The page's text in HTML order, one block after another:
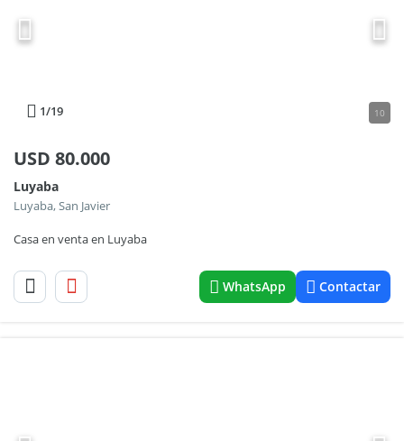
1/19 10
USD 80.000
Luyaba
Luyaba, San Javier
Casa en venta en Luyaba
WhatsApp Contactar